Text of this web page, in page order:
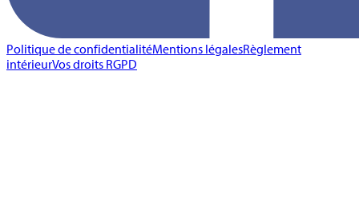
Politique de confidentialitéMentions légalesRèglement
intérieurVos droits RGPD